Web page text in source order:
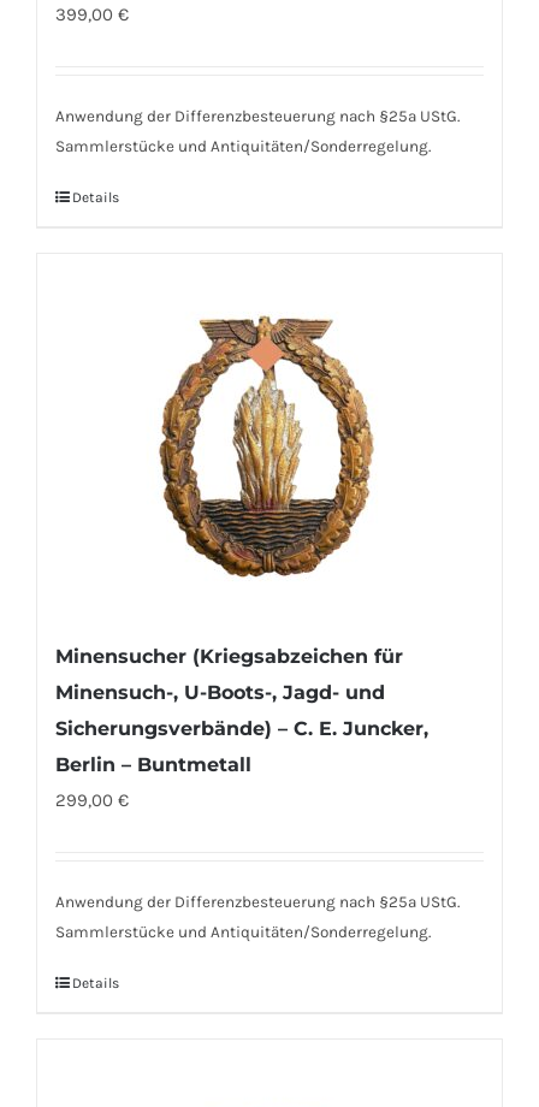
399,00 €
Anwendung der Differenzbesteuerung nach §25a UStG.
Sammlerstücke und Antiquitäten/Sonderregelung.
Details
Minensucher (Kriegsabzeichen für
Minensuch-, U-Boots-, Jagd- und
Sicherungsverbände) – C. E. Juncker,
Berlin – Buntmetall
299,00 €
Anwendung der Differenzbesteuerung nach §25a UStG.
Sammlerstücke und Antiquitäten/Sonderregelung.
Details